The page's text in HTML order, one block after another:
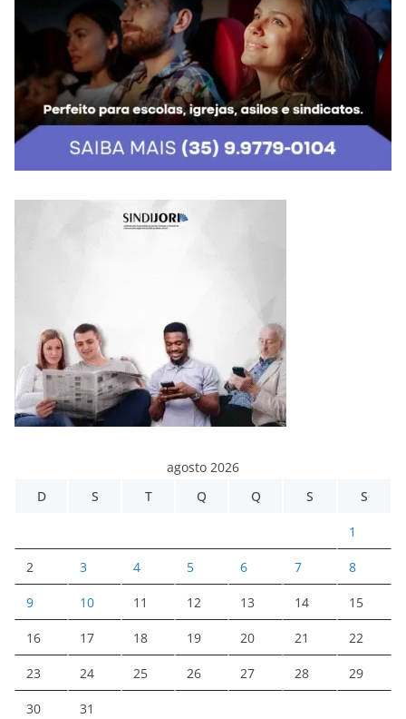
agosto 2026
D
S T Q Q S S
1
2 3 4 5 6 7 8
9 10 11 12 13 14 15
16 17 18 19 20 21 22
23 24 25 26 27 28 29
30 31